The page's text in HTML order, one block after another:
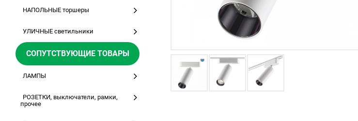
НАПОЛЬНЫЕ торшеры
УЛИЧНЫЕ светильники
СОПУТСТВУЮЩИЕ ТОВАРЫ
ЛАМПЫ
РОЗЕТКИ, выключатели, рамки,
прочее